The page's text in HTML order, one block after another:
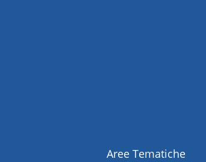
Aree Tematiche